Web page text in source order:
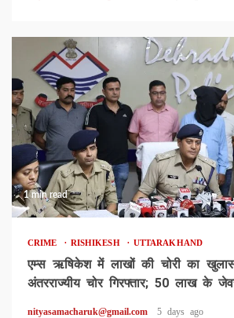
1 min read
CRIME RISHIKESH UTTARAKHAND
एम्स ऋषिकेश में लाखों की चोरी का
अंतरराज्यीय चोर गिरफ्तार; 50 लाख के
nityasamacharuk@gmail.com 5 days ago